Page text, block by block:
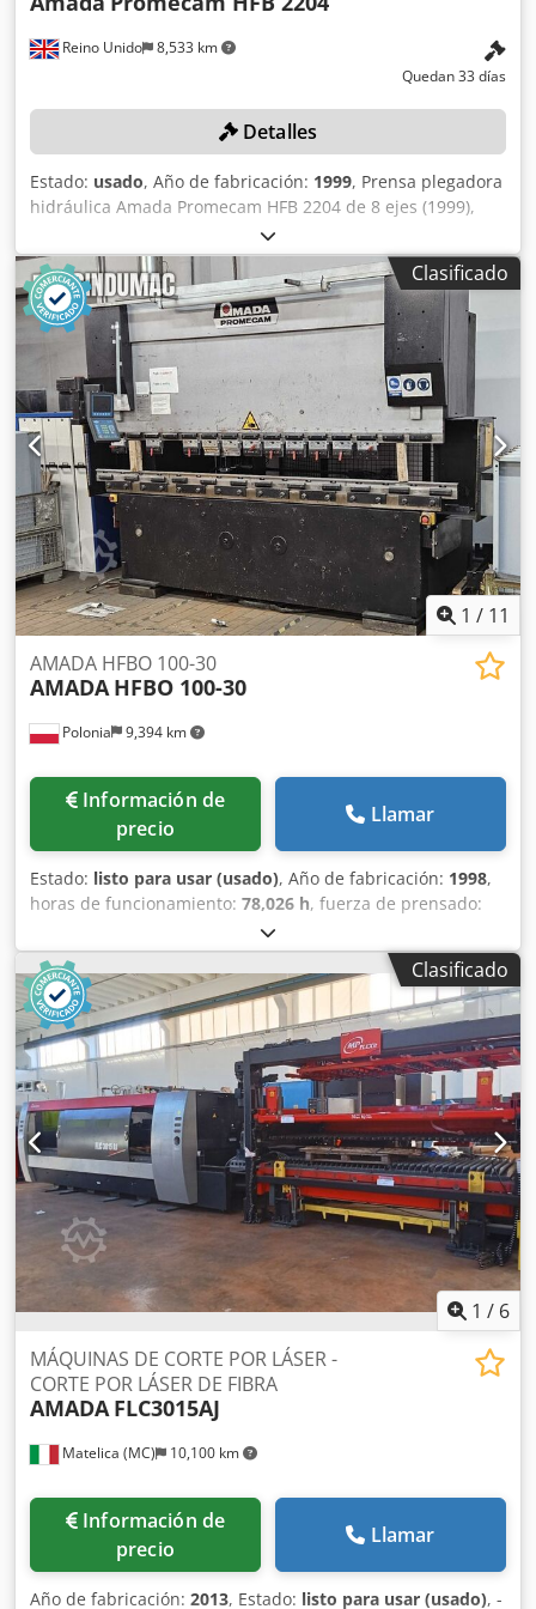
Reino Unido 8,533 km
Quedan 33 días
Detalles
Estado: usado, Año de fabricación: 1999, Prensa plegadora
hidráulica Amada Promecam HFB 2204 de 8 ejes (1999),
capacidad de 2200 kN, longitud de la mesa de 4000 mm,
carrera máxima de 180 mm, tiempo de parada de 80 ms,
distancia de parada de 9 mm, peso de la máquina de 16
000 kg. N.º de serie: HFBO 220 40 H990103 (1999). País de
origen: Francia. Csdpfezn Urzex Akksrf Atención: la
recogida se realizará entre el 6 y el 20 de octubre de 2026;
las instalaciones permanecerán cerradas del 10 de
septiembre al 5 de octubre de 2026. Atención: este lote se
encuentra en Cardiff, Gales, Reino Unido.
Lamentablemente, no hay instalaciones de carga en el
lugar; el desmontaje y la carga correrán a cargo del
comprador.
Clasificado
1 / 11
Polonia 9,394 km
AMADA HFBO 100-30
AMADA HFBO 100-30
Información de
precio
Llamar
Estado: listo para usar (usado), Año de fabricación: 1998,
horas de funcionamiento: 78,026 h, fuerza de prensado:
, número de ejes:
plegadora AMADA HFBO 100-30 de 8 ejes se fabricó en
1998. Cuenta con una fuerza máxima de prensado de 1000
kN y una longitud de plegado de 3100 mm, lo que le
confiere unas prestaciones sólidas para diversas
aplicaciones. La máquina se sometió a actualizaciones de
software y a la sustitución de cilindros en 2024. Si busca
capacidades de plegado de alta calidad, considere la
prensa plegadora AMADA HFBO 100-30 que tenemos a la
venta. Póngase en contacto con nosotros para obtener más
detalles. • Distancia entre bastidores: 2700 mm • Recorrido
máximo: 200 mm • Número de ejes: 8 (Y1, Y2, X1, X2, R1,
R2, Z1, Z2) • Tensión: 400/415 V Cedpfxszl Dvqj Akkjrf •
Frecuencia: 50 Hz • Corriente nominal: 199 A • Número de
fases: 3 • Potencia instalada: 9 kW • Nivel de ruido:
Clasificado
1 / 6
Matelica (MC) 10,100 km
MÁQUINAS DE CORTE POR LÁSER -
CORTE POR LÁSER DE FIBRA
AMADA FLC3015AJ
Información de
precio
Llamar
Año de fabricación: 2013, Estado: listo para usar (usado), -